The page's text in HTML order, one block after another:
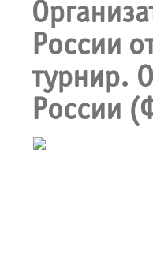
России
турнир.
России